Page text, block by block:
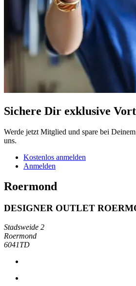
Sichere Dir exklusive
Werde jetzt Mitglied und spare bei
uns.
Kostenlos anmelden
Anmelden
Roermond
DESIGNER OUTLET
Stadsweide 2
Roermond
6041TD